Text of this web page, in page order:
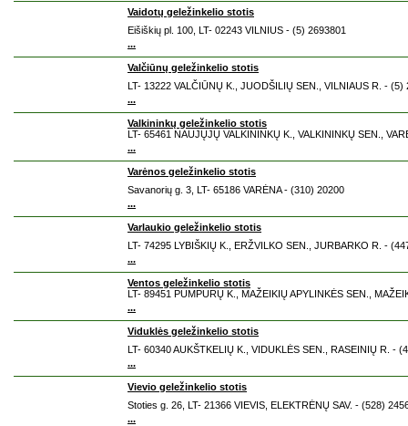
Vaidotų geležinkelio stotis
Eišiškių pl. 100, LT- 02243 VILNIUS - (5) 2693801
...
Valčiūnų geležinkelio stotis
LT- 13222 VALČIŪNŲ K., JUODŠILIŲ SEN., VILNIAUS R. - (5)
...
Valkininkų geležinkelio stotis
LT- 65461 NAUJŲJŲ VALKININKŲ K., VALKININKŲ SEN.,
...
Varėnos geležinkelio stotis
Savanorių g. 3, LT- 65186 VARĖNA - (310) 20200
...
Varlaukio geležinkelio stotis
LT- 74295 LYBIŠKIŲ K., ERŽVILKO SEN., JURBARKO R. -
...
Ventos geležinkelio stotis
LT- 89451 PUMPURŲ K., MAŽEIKIŲ APYLINKĖS SEN.,
...
Viduklės geležinkelio stotis
LT- 60340 AUKŠTKELIŲ K., VIDUKLĖS SEN., RASEINIŲ R. -
...
Vievio geležinkelio stotis
Stoties g. 26, LT- 21366 VIEVIS, ELEKTRĖNŲ SAV. - (528)
...